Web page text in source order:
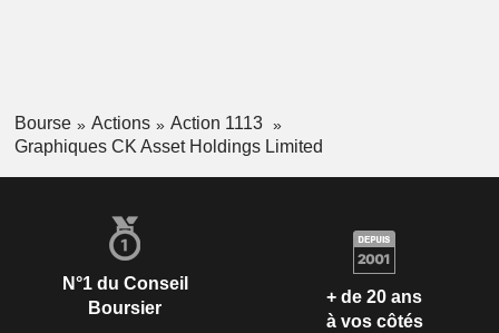
Bourse Actions
Action 1113
Graphiques CK Asset Holdings Limited
N°1 du Conseil
Boursier
+ de 20 ans
à vos côtés